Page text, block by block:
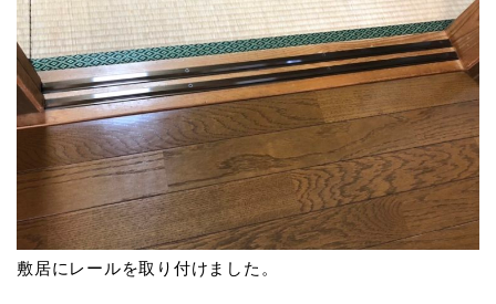
敷居にレールを取り付けました。